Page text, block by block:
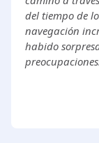
del tiempo de
navegación
habido
preocupaciones.